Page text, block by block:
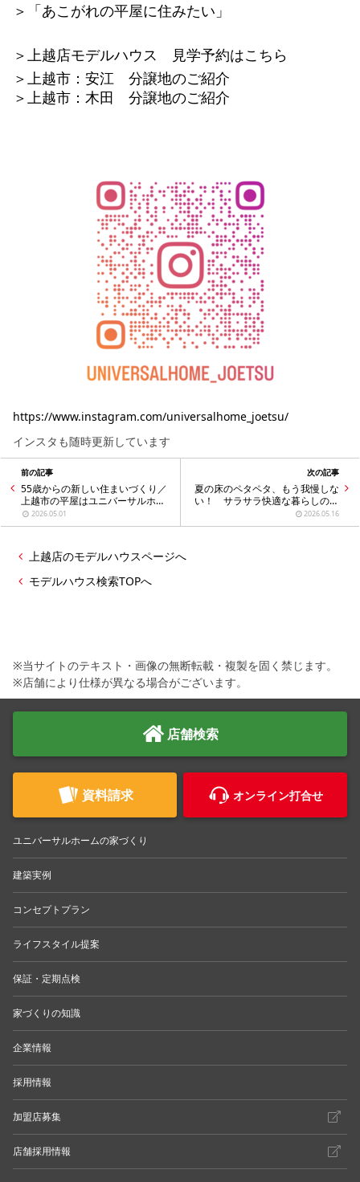
＞「あこがれの平屋に住みたい」
＞上越店モデルハウス 見学予約はこちら
＞上越市：安江 分譲地のご紹介
＞上越市：木田 分譲地のご紹介
https://www.instagram.com/universalhome_joetsu/
インスタも随時更新しています
前の記事
55歳からの新しい住まいづくり／
上越市の平屋はユニバーサルホー
ムへ2026.05.01
次の記事
夏の床のペタペタ、もう我慢しな
い！ サラサラ快適な暮らしのヒ
ミツ
2026.05.16
上越店のモデルハウスページへ
モデルハウス検索TOPへ
※当サイトのテキスト・画像の無断転載・複製を固く禁じます。
※店舗により仕様が異なる場合がございます。
店舗検索
資料請求 オンライン打合せ
ユニバーサルホームの家づくり
建築実例
コンセプトプラン
ライフスタイル提案
保証・定期点検
家づくりの知識
企業情報
採用情報
加盟店募集
店舗採用情報